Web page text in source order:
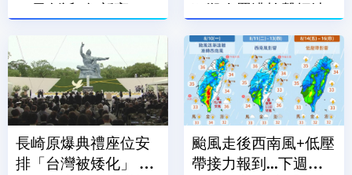
49元創近2年新高
犯殺人罪遭檢聲押法
長崎原爆典禮座位安
排「台灣被矮化」 駐
颱風走後西南風+低壓
帶接力報到...下週天